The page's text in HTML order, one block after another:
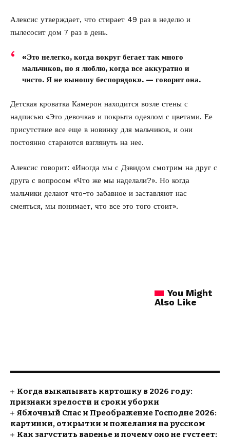
Алексис утверждает, что стирает 49 раз в неделю и
пылесосит дом 7 раз в день.
«Это нелегко, когда вокруг бегает так много
мальчиков, но я люблю, когда все аккуратно и
чисто. Я не выношу беспорядок». — говорит она.
Детская кроватка Камерон находится возле стены с
надписью «Это девочка» и покрыта одеялом с цветами. Ее
присутствие все еще в новинку для мальчиков, и они
постоянно стараются взглянуть на нее.
Алексис говорит: «Иногда мы с Дэвидом смотрим на друг с
друга с вопросом «Что же мы наделали?». Но когда
мальчики делают что-то забавное и заставляют нас
смеяться, мы понимает, что все это того стоит».
You Might
Also Like
Когда выкапывать картошку в 2026 году:
признаки зрелости и сроки уборки
Яблочный Спас и Преображение Господне 2026:
картинки, открытки и пожелания на русском
Как загустить варенье и почему оно не густеет: